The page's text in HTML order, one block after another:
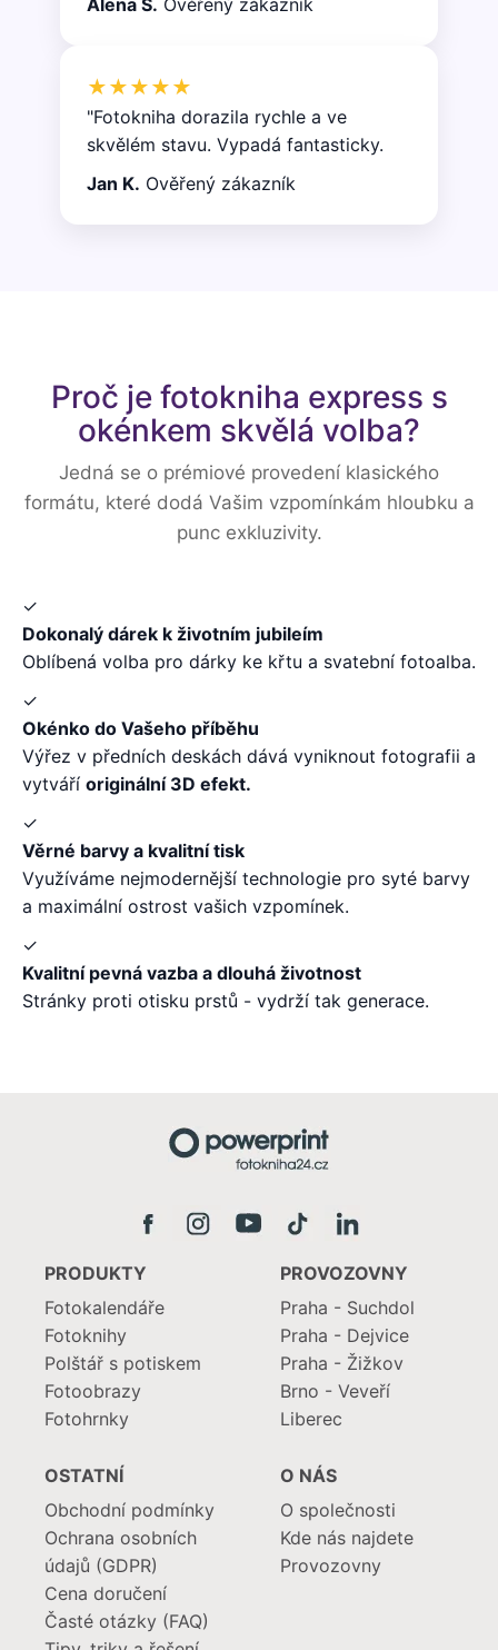
★★★★★
"Fotokniha dorazila rychle a ve
skvělém stavu. Vypadá fantasticky.
Jan K. Ověřený zákazník
Proč je fotokniha express s
okénkem skvělá volba?
Jedná se o prémiové provedení klasického
formátu, které dodá Vašim vzpomínkám hloubku a
punc exkluzivity.
✓
Dokonalý dárek k životním jubileím
Oblíbená volba pro dárky ke křtu a svatební fotoalba.
✓
Okénko do Vašeho příběhu
Výřez v předních deskách dává vyniknout fotografii a
vytváří originální 3D efekt.
✓
Věrné barvy a kvalitní tisk
Využíváme nejmodernější technologie pro syté barvy
a maximální ostrost vašich vzpomínek.
✓
Kvalitní pevná vazba a dlouhá životnost
Stránky proti otisku prstů - vydrží tak generace.
PRODUKTY
Fotokalendáře
Fotoknihy
Polštář s potiskem
Fotoobrazy
Fotohrnky
PROVOZOVNY
Praha - Suchdol
Praha - Dejvice
Praha - Žižkov
Brno - Veveří
Liberec
OSTATNÍ
Obchodní podmínky
Ochrana osobních
údajů (GDPR)
Cena doručení
Časté otázky (FAQ)
O NÁS
O společnosti
Kde nás najdete
Provozovny